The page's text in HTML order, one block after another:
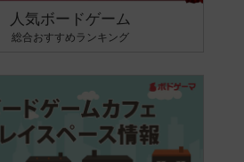
人気ボードゲーム
総合おすすめランキング